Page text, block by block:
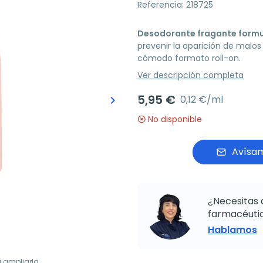
Siguiente
keyboard_arrow_right
Referencia: 218725
Desodorante fragante
prevenir la aparición de
cómodo formato roll-on.
Ver descripción completa
5,95 € 0,12 €/ml
No disponible
¿Necesitas
Hablamos